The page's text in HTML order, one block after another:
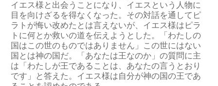
イエス様と出会うことになり、イエスという人物に
目を向けざるを得なくなった。その対話を通してピ
ラトが悔い改めたとは言えないが、イエス様はピラ
トに何とか救いの道を伝えようとした。「わたしの
国はこの世のものではありません」この世にはない
国とは神の国だ。「あなたは王なのか」の質問に主
は「わたしが王であることは、あなたの言うとおり
です」と答えた。イエス様は自分が神の国の王であ